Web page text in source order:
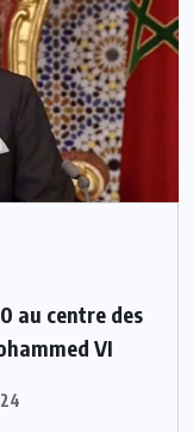
au centre des
VI